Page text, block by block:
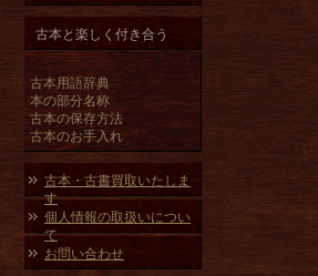
古本と楽しく付き合う
古本用語辞典
本の部分名称
古本の保存方法
古本のお手入れ
古本・古書買取いたしま
す
個人情報の取扱いについ
て
お問い合わせ